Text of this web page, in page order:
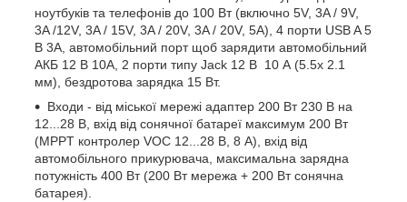
ноутбуків та телефонів до 100 Вт (включно 5V, 3A / 9V,
3A /12V, 3A / 15V, 3A / 20V, 3A / 20V, 5A), 4 порти USB A 5
В 3А, автомобільний порт щоб зарядити автомобільний
АКБ 12 В 10А, 2 порти типу Jack 12 В 10 А (5.5x 2.1
мм), бездротова зарядка 15 Вт.
Входи - від міської мережі адаптер 200 Вт 230 В на
12...28 В, вхід від сонячної батареї максимум 200 Вт
(MPPT контролер VOC 12...28 В, 8 А), вхід від
автомобільного прикурювача, максимальна зарядна
потужність 400 Вт (200 Вт мережа + 200 Вт сонячна
батарея).